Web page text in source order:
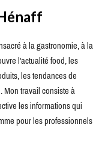
à la gastronomie, à la
l'actualité food, les
les tendances de
travail consiste à
les informations qui
pour les professionnels